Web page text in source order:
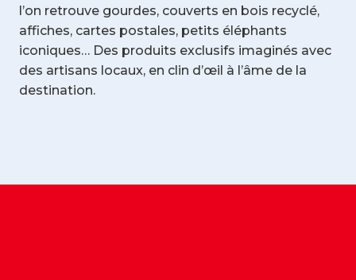
l’on retrouve gourdes, couverts en bois recyclé,
affiches, cartes postales, petits éléphants
iconiques… Des produits exclusifs imaginés avec
des artisans locaux, en clin d’œil à l’âme de la
destination.